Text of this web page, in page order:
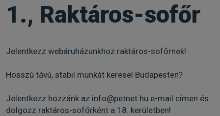
1., Raktáros-sofőr
Jelentkezz webáruházunkhoz raktáros-sofőrnek!
Hosszú távú, stabil munkát keresel Budapesten?
Jelentkezz hozzánk az info@petnet.hu e-mail címen és
dolgozz raktáros-sofőrként a 18. kerületben!